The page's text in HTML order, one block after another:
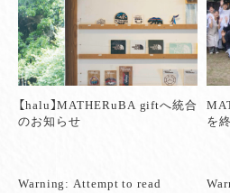
【halu】MATHERuBA giftへ統合
のお知らせ
を
Warning: Attempt to read